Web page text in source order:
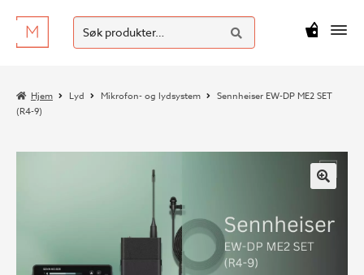
Hopp
til
Hopp
til
Søk
etter:
SØK
kr0
Hjem Lyd Mikrofon- og lydsystem
Sennheiser EW-DP ME2 SET
(R4-9)